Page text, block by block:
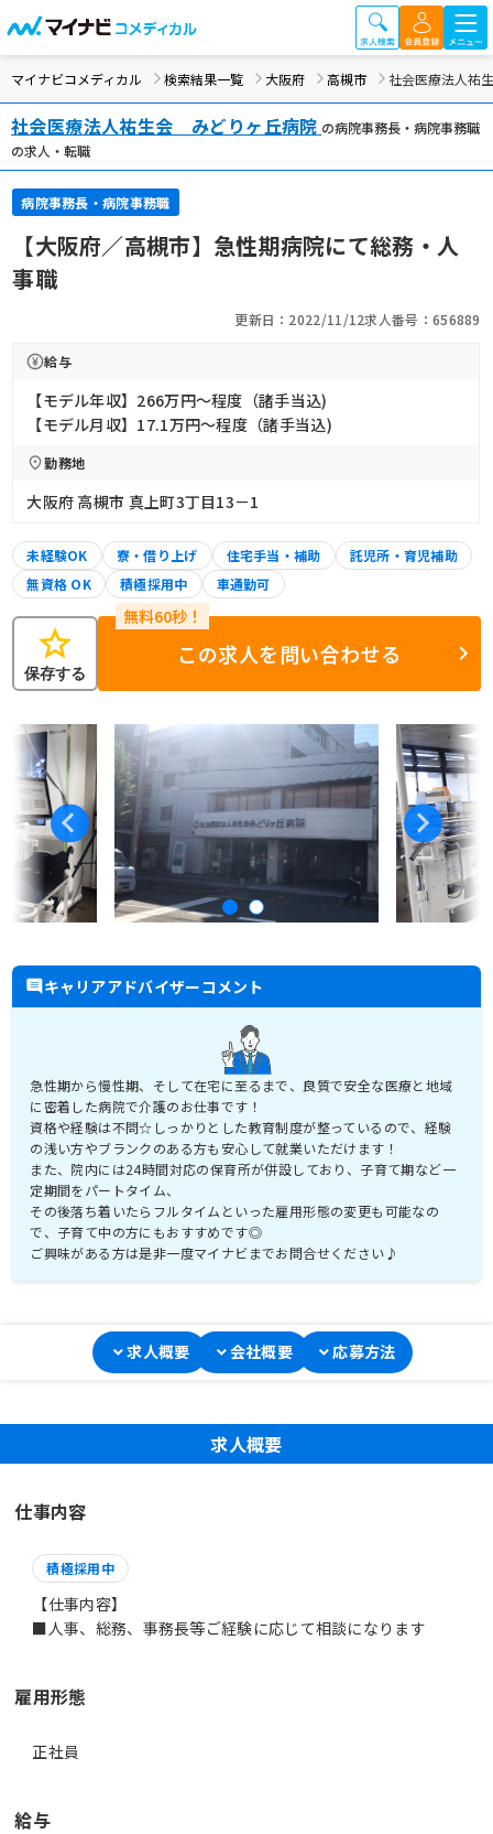
マイナビコメディカル 検索結果一覧 大阪府 高槻市 社会医療法人祐
社会医療法人祐生会 みどりヶ丘病院 の病院事務長・病院事務職
の求人・転職
病院事務長・病院事務職
【大阪府／高槻市】急性期病院にて総務・人
事職
更新日：2022/11/12求人番号：656889
給与
【モデル年収】266万円〜程度（諸手当込)
【モデル月収】17.1万円〜程度（諸手当込)
勤務地
大阪府 高槻市 真上町3丁目13－1
未経験OK 寮・借り上げ 住宅手当・補助
託児所・育児補助
無資格 OK
積極採用中 車通勤可
star
保存する
この求人を問い合わせる
キャリアアドバイザーコメント
急性期から慢性期、そして在宅に至るまで、良質で安全な医療と地域
に密着した病院で介護のお仕事です！
資格や経験は不問☆しっかりとした教育制度が整っているので、経験
の浅い方やブランクのある方も安心して就業いただけます！
また、院内には24時間対応の保育所が併設しており、子育て期など一
定期間をパートタイム、
その後落ち着いたらフルタイムといった雇用形態の変更も可能なの
で、子育て中の方にもおすすめです◎
ご興味がある方は是非一度マイナビまでお問合せください♪
求人概要 会社概要 応募方法
求人概要
仕事内容
積極採用中
【仕事内容】
■人事、総務、事務長等ご経験に応じて相談になります
雇用形態
正社員
給与